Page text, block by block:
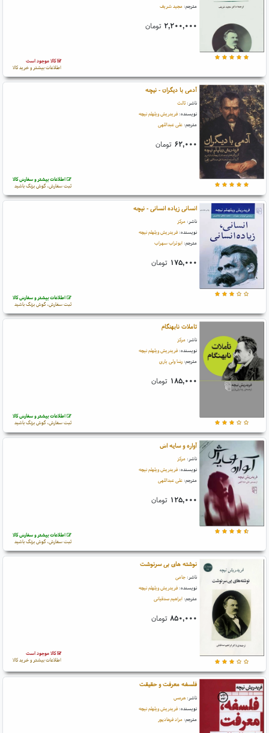
مترجم: مجید شریف
۲,۲۰۰,۰۰۰ تومان
کالا موجود است
اطلاعات بیشتر و خرید کالا
آدمی با دیگران - نیچه
ناشر: ثالث
نویسنده: فریدریش ویلهلم نیچه
مترجم: علی عبداللهی
۶۲,۰۰۰ تومان
اطلاعات بیشتر و سفارش کالا
ثبت سفارش، گوش بزنگ باشید
انسانی زیاده انسانی - نیچه
ناشر: مرکز
نویسنده: فریدریش ویلهلم نیچه
مترجم: ابوتراب سهراب
۱۷۵,۰۰۰ تومان
اطلاعات بیشتر و سفارش کالا
ثبت سفارش، گوش بزنگ باشید
تاملات نابهنگام
ناشر: مرکز
نویسنده: فریدریش ویلهلم نیچه
مترجم: رضا ولی یاری
۱۸۵,۰۰۰ تومان
اطلاعات بیشتر و سفارش کالا
ثبت سفارش، گوش بزنگ باشید
آواره و سایه اش
ناشر: مرکز
نویسنده: فریدریش ویلهلم نیچه
مترجم: علی عبداللهی
۱۲۵,۰۰۰ تومان
اطلاعات بیشتر و سفارش کالا
ثبت سفارش، گوش بزنگ باشید
نوشته های بی سرنوشت
ناشر: جامی
نویسنده: فریدریش ویلهلم نیچه
مترجم: ابراهیم صدقیانی
۸۵۰,۰۰۰ تومان
کالا موجود است
اطلاعات بیشتر و خرید کالا
فلسفه معرفت و حقیقت
ناشر: هرمس
نویسنده: فریدریش ویلهلم نیچه
مترجم: مراد فرهادپور